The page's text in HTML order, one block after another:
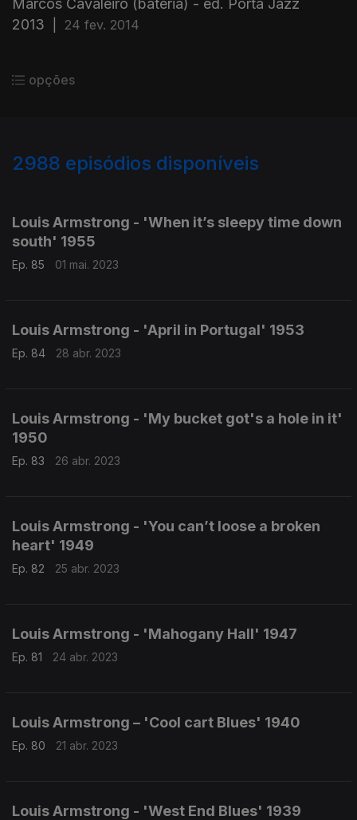
Marcos Cavaleiro (bateria) - ed. Porta Jazz
2013
24 fev. 2014
opções
2988 episódios disponíveis
Louis Armstrong - 'When it’s sleepy time down
south' 1955
Ep. 85 01 mai. 2023
Louis Armstrong - 'April in Portugal' 1953
Ep. 84 28 abr. 2023
Louis Armstrong - 'My bucket got's a hole in it'
1950
Ep. 83 26 abr. 2023
Louis Armstrong - 'You can’t loose a broken
heart' 1949
Ep. 82 25 abr. 2023
Louis Armstrong - 'Mahogany Hall' 1947
Ep. 81 24 abr. 2023
Louis Armstrong – 'Cool cart Blues' 1940
Ep. 80 21 abr. 2023
Louis Armstrong - 'West End Blues' 1939